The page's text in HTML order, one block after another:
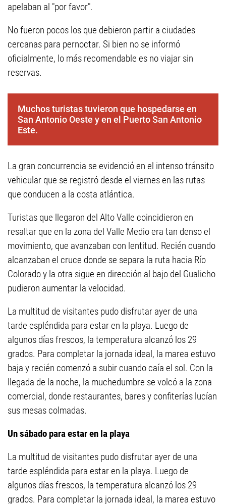
apelaban al "por favor".
No fueron pocos los que debieron partir a ciudades
cercanas para pernoctar. Si bien no se informó
oficialmente, lo más recomendable es no viajar sin
reservas.
Muchos turistas tuvieron que hospedarse en
San Antonio Oeste y en el Puerto San Antonio
Este.
La gran concurrencia se evidenció en el intenso tránsito
vehicular que se registró desde el viernes en las rutas
que conducen a la costa atlántica.
Turistas que llegaron del Alto Valle coincidieron en
resaltar que en la zona del Valle Medio era tan denso el
movimiento, que avanzaban con lentitud. Recién cuando
alcanzaban el cruce donde se separa la ruta hacia Río
Colorado y la otra sigue en dirección al bajo del Gualicho
pudieron aumentar la velocidad.
La multitud de visitantes pudo disfrutar ayer de una
tarde espléndida para estar en la playa. Luego de
algunos días frescos, la temperatura alcanzó los 29
grados. Para completar la jornada ideal, la marea estuvo
baja y recién comenzó a subir cuando caía el sol. Con la
llegada de la noche, la muchedumbre se volcó a la zona
comercial, donde restaurantes, bares y confiterías lucían
sus mesas colmadas.
Un sábado para estar en la playa
La multitud de visitantes pudo disfrutar ayer de una
tarde espléndida para estar en la playa. Luego de
algunos días frescos, la temperatura alcanzó los 29
grados. Para completar la jornada ideal, la marea estuvo